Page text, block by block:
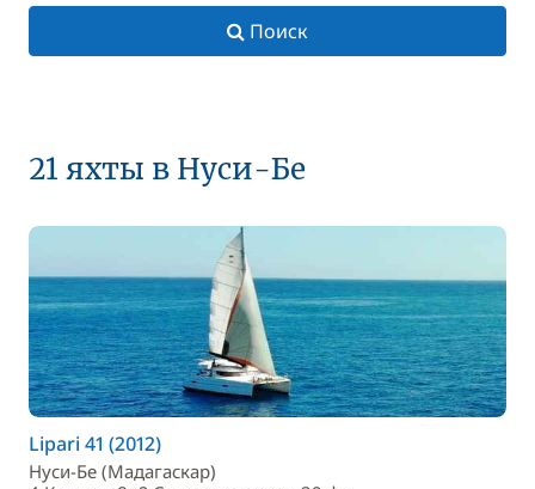
Поиск
21 яхты в Нуси-Бе
Lipari 41 (2012)
Нуси-Бе (Мадагаскар)